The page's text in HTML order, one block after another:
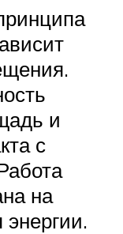
и
с
на